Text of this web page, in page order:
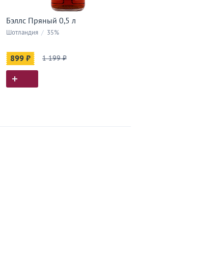
Бэллс Пряный 0,5 л
Шотландия / 35%
899 ₽ 1 199 ₽